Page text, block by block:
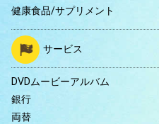
健康食品/サプリメント
サービス
DVDムービーアルバム
銀行
両替